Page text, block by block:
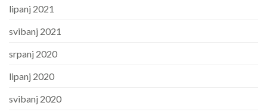
lipanj 2021
svibanj 2021
srpanj 2020
lipanj 2020
svibanj 2020